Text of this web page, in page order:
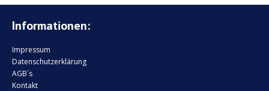
Informationen:
Impressum
Datenschutzerklärung
AGB´s
Kontakt